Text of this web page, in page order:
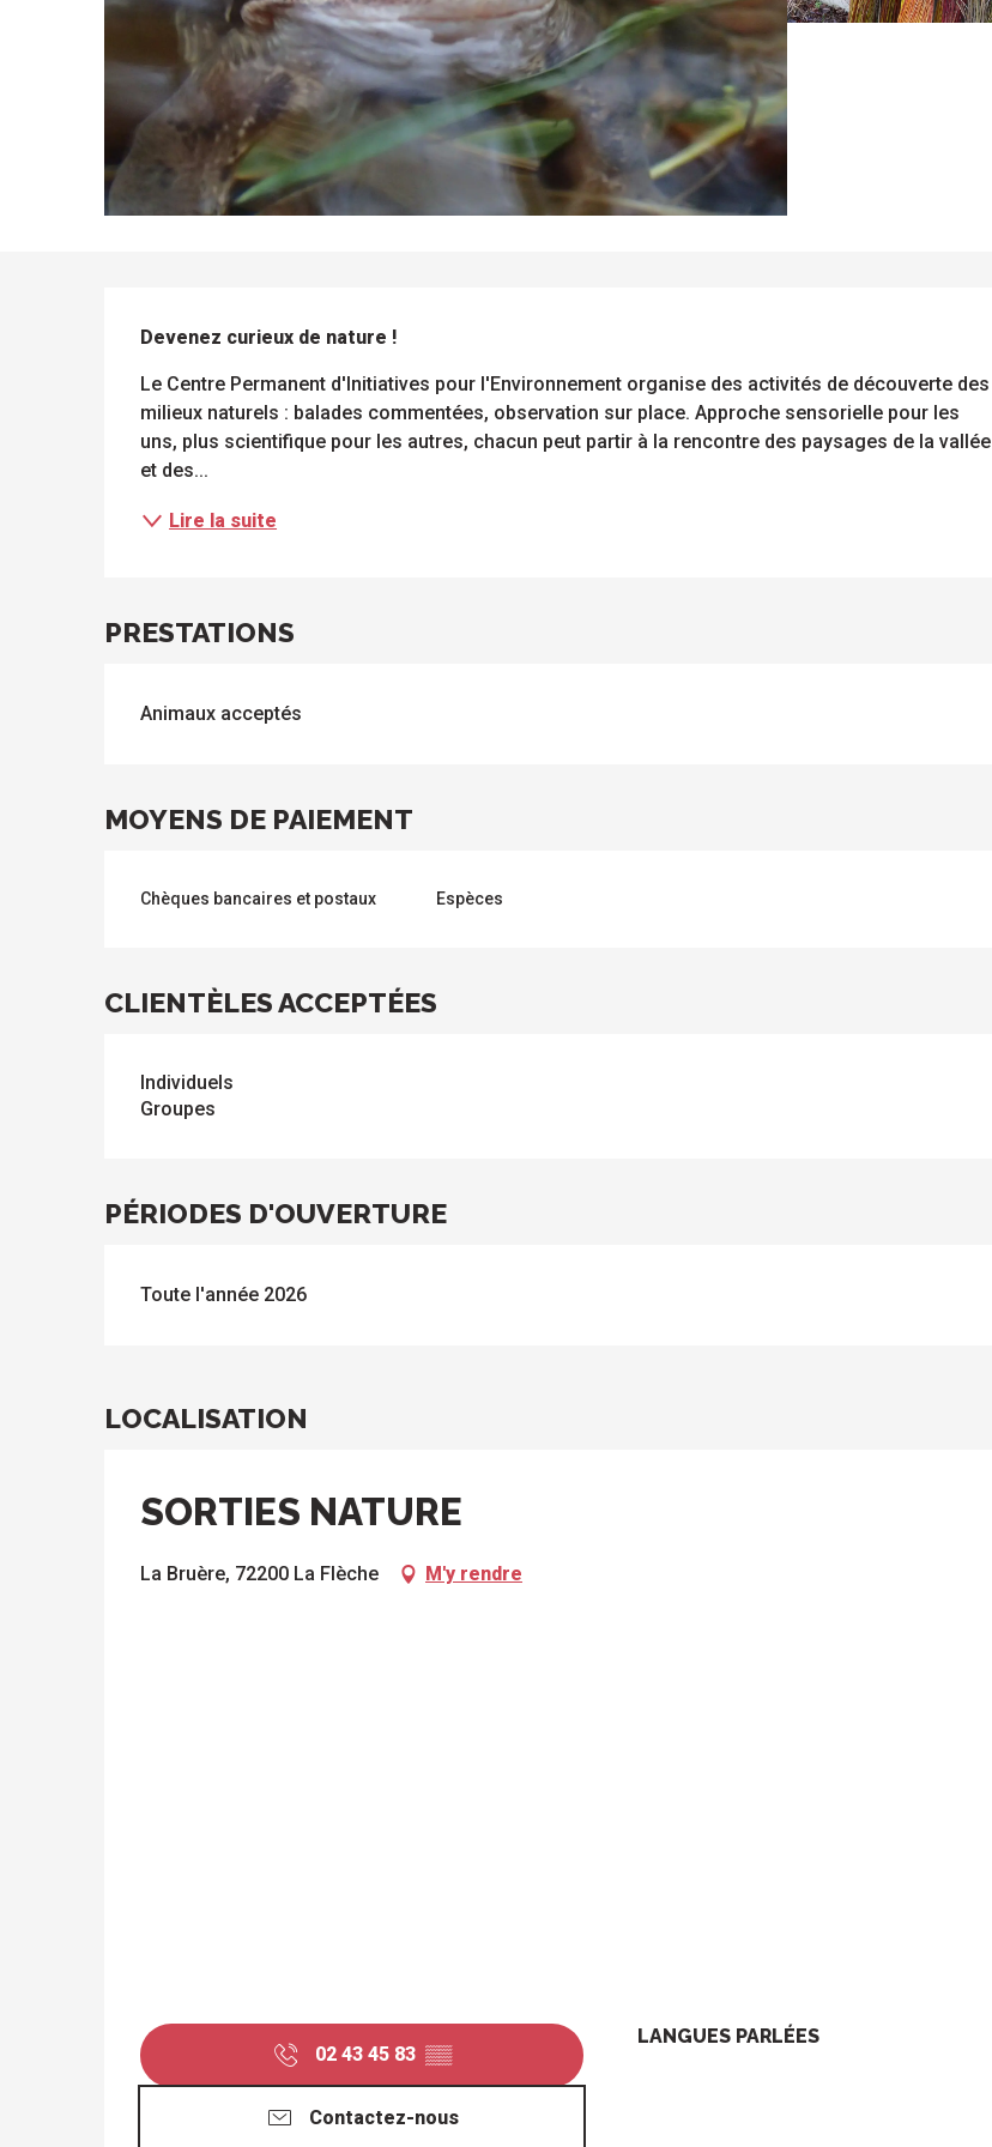
Toutes
les
activités
DESCRIPTION
Devenez curieux de nature !
Le Centre Permanent d'Initiatives pour l'Environnement organise des activités de découverte des
milieux naturels : balades commentées, observation sur place. Approche sensorielle pour les
uns, plus scientifique pour les autres, chacun peut partir à la rencontre des paysages de la vallée
et des...
Lire la suite
PRESTATIONS
Animaux acceptés
MOYENS DE PAIEMENT
Chèques bancaires et postaux Espèces
CLIENTÈLES ACCEPTÉES
Individuels
Groupes
PÉRIODES D'OUVERTURE
Toute l'année 2026
LOCALISATION
SORTIES NATURE
La Bruère, 72200 La Flèche M'y rendre
02 43 45 83 ▒▒
Contactez-nous
LANGUES PARLÉES
LANGUES PARLÉES